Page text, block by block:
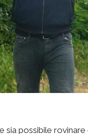
possibile rovinare